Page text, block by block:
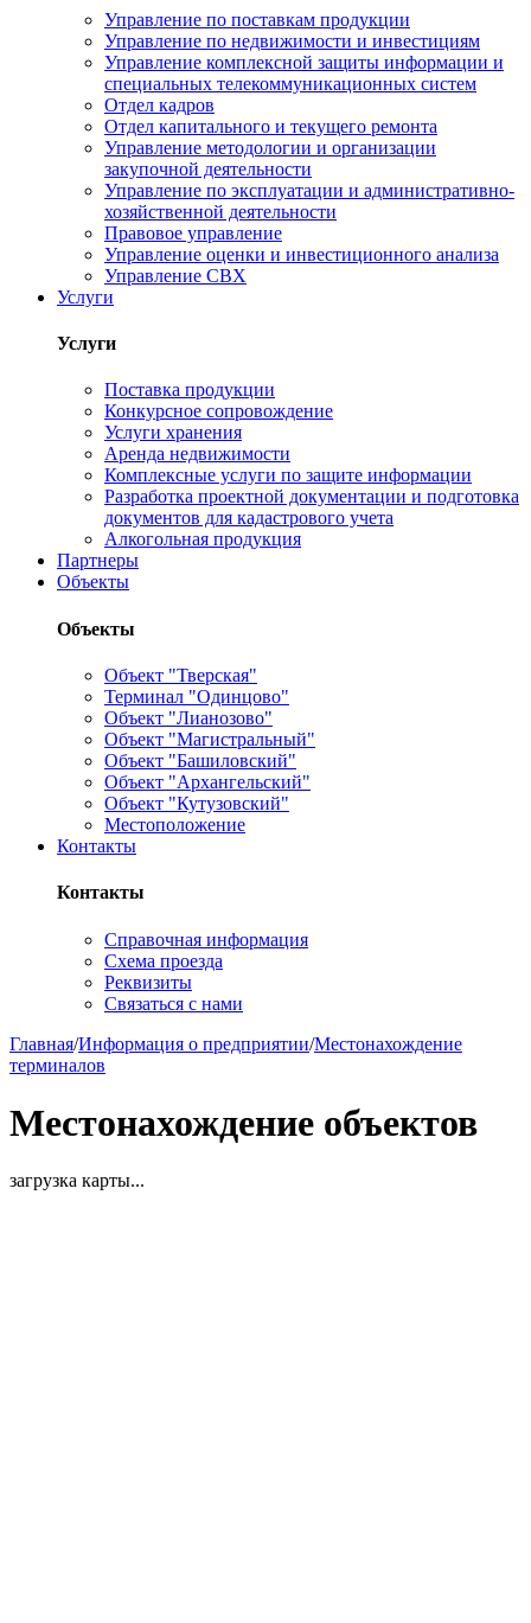
Управление по поставкам продукции
Управление по недвижимости и инвестициям
Управление комплексной защиты информации и
специальных телекоммуникационных систем
Отдел кадров
Отдел капитального и текущего ремонта
Управление методологии и организации
закупочной деятельности
Управление по эксплуатации и административно-
хозяйственной деятельности
Правовое управление
Управление оценки и инвестиционного анализа
Управление СВХ
Услуги
Услуги
Поставка продукции
Конкурсное сопровождение
Услуги хранения
Аренда недвижимости
Комплексные услуги по защите информации
Разработка проектной документации и подготовка
документов для кадастрового учета
Алкогольная продукция
Партнеры
Объекты
Объекты
Объект "Тверская"
Терминал "Одинцово"
Объект "Лианозово"
Объект "Магистральный"
Объект "Башиловский"
Объект "Архангельский"
Объект "Кутузовский"
Местоположение
Контакты
Контакты
Справочная информация
Схема проезда
Реквизиты
Связаться с нами
Главная/Информация о предприятии/Местонахождение
терминалов
Местонахождение объектов
загрузка карты...